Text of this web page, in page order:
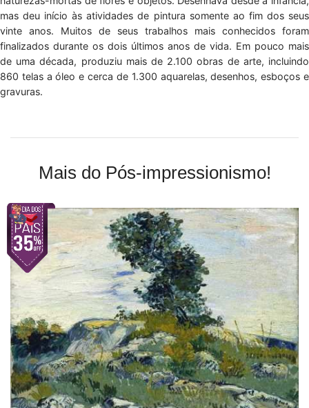
mas deu início às atividades de pintura somente ao fim dos seus
vinte anos. Muitos de seus trabalhos mais conhecidos foram
finalizados durante os dois últimos anos de vida. Em pouco mais
de uma década, produziu mais de 2.100 obras de arte, incluindo
860 telas a óleo e cerca de 1.300 aquarelas, desenhos, esboços e
gravuras.
Mais do Pós-impressionismo!